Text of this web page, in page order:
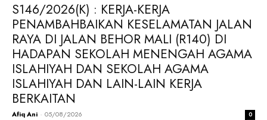
S146/2026(K) : KERJA-KERJA
PENAMBAHBAIKAN KESELAMATAN JALAN
RAYA DI JALAN BEHOR MALI (R140) DI
HADAPAN SEKOLAH MENENGAH AGAMA
ISLAHIYAH DAN SEKOLAH AGAMA
ISLAHIYAH DAN LAIN-LAIN KERJA
BERKAITAN
Afiq Ani - 05/08/2026 0